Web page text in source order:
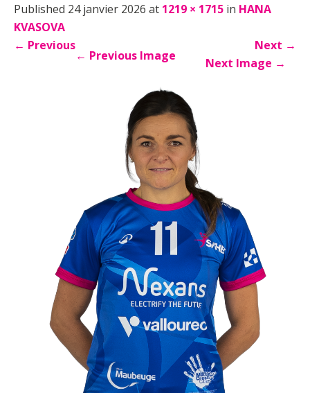
Published 24 janvier 2026 at 1219 × 1715 in HANA
KVASOVA
← Previous Next →
← Previous Image Next Image →